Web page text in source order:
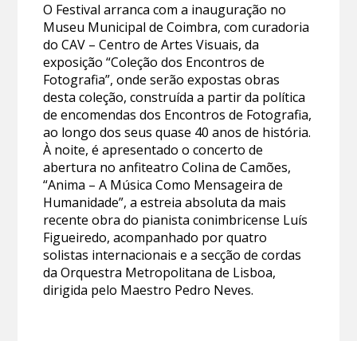
O Festival arranca com a inauguração no
Museu Municipal de Coimbra, com curadoria
do CAV – Centro de Artes Visuais, da
exposição “Coleção dos Encontros de
Fotografia”, onde serão expostas obras
desta coleção, construída a partir da política
de encomendas dos Encontros de Fotografia,
ao longo dos seus quase 40 anos de história.
À noite, é apresentado o concerto de
abertura no anfiteatro Colina de Camões,
“Anima – A Música Como Mensageira de
Humanidade”, a estreia absoluta da mais
recente obra do pianista conimbricense Luís
Figueiredo, acompanhado por quatro
solistas internacionais e a secção de cordas
da Orquestra Metropolitana de Lisboa,
dirigida pelo Maestro Pedro Neves.